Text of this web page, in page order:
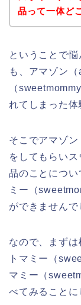
品って一体ど
ということで
も、アマゾン
（
れてしまった体
そこでアマゾ
をしてもらい
品のことにつ
ミー（
ができませんで
なので、まず
トマミー（
マミー（
べてみることに